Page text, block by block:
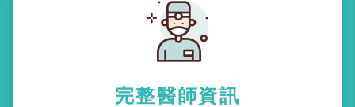
完整醫師資訊